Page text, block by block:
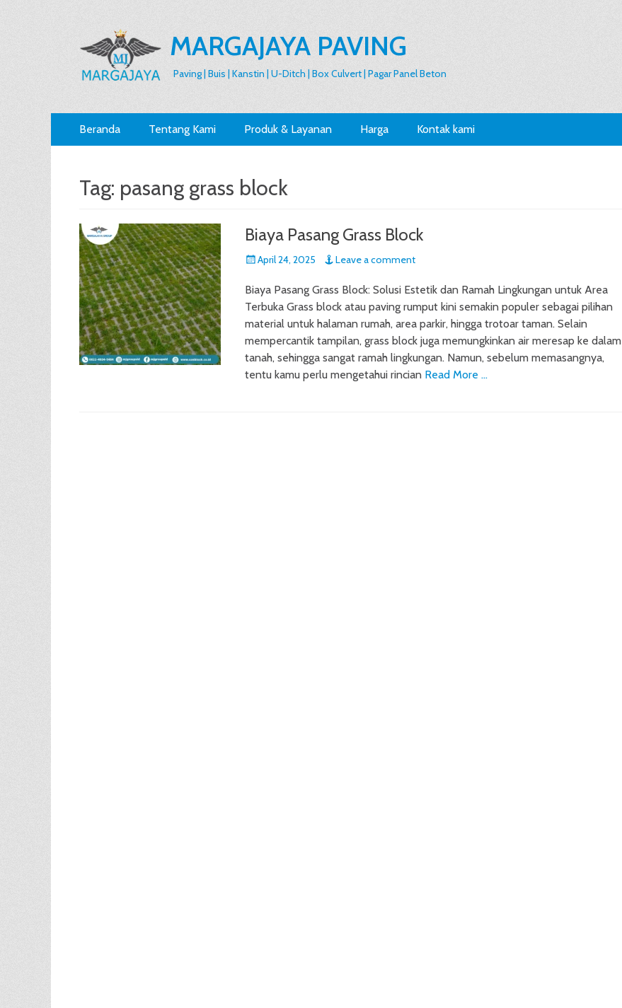
MARGAJAYA PAVING
Paving | Buis | Kanstin | U-Ditch | Box Culvert | Pagar Panel Beton
Primary
Menu
Beranda Tentang Kami Produk & Layanan Harga Kontak kami
Tag: pasang grass block
Biaya Pasang Grass Block
Posted
April 24, 2025 Leave a comment
Biaya Pasang Grass Block: Solusi Estetik dan Ramah Lingkungan untuk Area
Terbuka Grass block atau paving rumput kini semakin populer sebagai pilihan
material untuk halaman rumah, area parkir, hingga trotoar taman. Selain
mempercantik tampilan, grass block juga memungkinkan air meresap ke dalam
tanah, sehingga sangat ramah lingkungan. Namun, sebelum memasangnya,
tentu kamu perlu mengetahui rincian Read More …